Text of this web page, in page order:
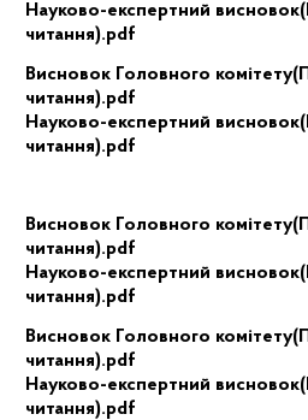
Науково-експертний
читання).pdf
Висновок Головного
читання).pdf
Науково-експертний
читання).pdf
Висновок Головного
читання).pdf
Науково-експертний
читання).pdf
Висновок Головного
читання).pdf
Науково-експертний
читання).pdf